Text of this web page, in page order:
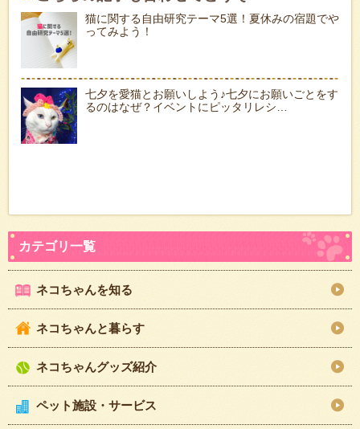
猫に関する自由研究テーマ5選！夏休みの宿題でや
ってみよう！
七夕を愛猫とお願いしよう♪七夕にお願いごとをす
るのはなぜ？イベントにピッタリレシ…
ネコちゃんを知る
ネコちゃんと暮らす
ネコちゃんグッズ紹介
ペット施設・サービス